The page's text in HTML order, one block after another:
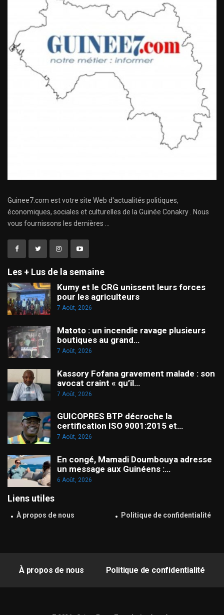
Guinee7.com est votre site Web d'actualités politiques,
économiques, sociales et culturelles de la Guinée Conakry . Nous
vous fournissons les dernières ...
Les + Lus de la semaine
Kumy et le CRG unissent leurs forces
pour les agriculteurs
7 Août, 2026
Matoto : un incendie ravage plusieurs
boutiques au grand…
7 Août, 2026
Kassory Fofana gravement malade : son
avocat craint « qu’il…
7 Août, 2026
GUICOPRES BTP décroche la
certification ISO 9001:2015 et…
7 Août, 2026
En congé, Mamadi Doumbouya adresse
un message aux Guinéens :…
6 Août, 2026
Liens utiles
À propos de nous Politique de confidentialité
À propos de nous Politique de confidentialité